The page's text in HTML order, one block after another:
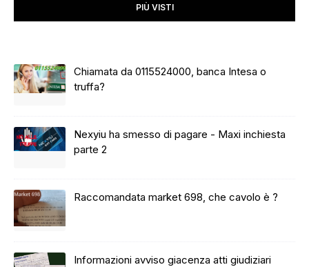
PIÙ VISTI
Chiamata da 0115524000, banca Intesa o
truffa?
Nexyiu ha smesso di pagare - Maxi inchiesta
parte 2
Raccomandata market 698, che cavolo è ?
Informazioni avviso giacenza atti giudiziari